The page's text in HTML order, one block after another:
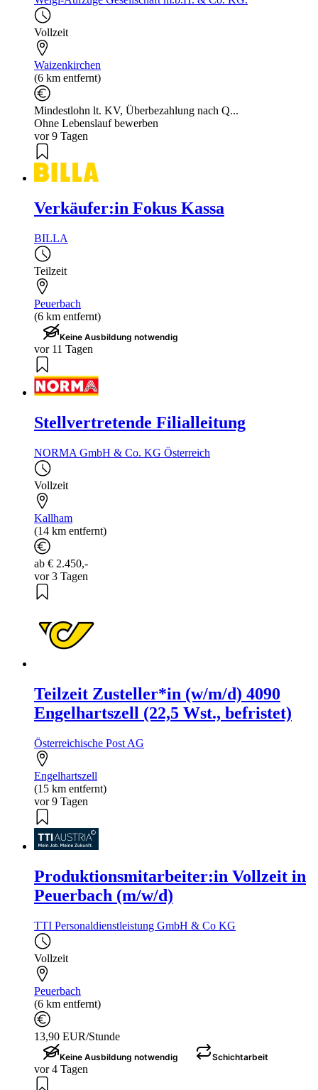
Vollzeit
Waizenkirchen
(6 km entfernt)
Mindestlohn lt. KV, Überbezahlung nach Q...
Ohne Lebenslauf bewerben
vor 9 Tagen
Verkäufer:in Fokus Kassa
BILLA
Teilzeit
Peuerbach
(6 km entfernt)
Keine Ausbildung notwendig
vor 11 Tagen
Stellvertretende Filialleitung
NORMA GmbH & Co. KG Österreich
Vollzeit
Kallham
(14 km entfernt)
ab € 2.450,-
vor 3 Tagen
Teilzeit Zusteller*in (w/m/d) 4090
Engelhartszell (22,5 Wst., befristet)
Österreichische Post AG
Engelhartszell
(15 km entfernt)
vor 9 Tagen
Produktionsmitarbeiter:in Vollzeit in
Peuerbach (m/w/d)
TTI Personaldienstleistung GmbH & Co KG
Vollzeit
Peuerbach
(6 km entfernt)
13,90 EUR/Stunde
Keine Ausbildung notwendig Schichtarbeit
vor 4 Tagen